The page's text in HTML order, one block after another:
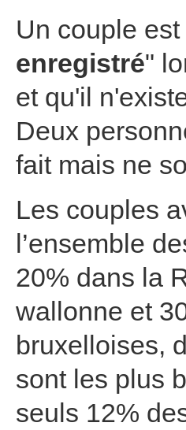
Un couple
enregistré"
et qu'il
Deux
fait mais ne
Les couples
l’ensemble
20% dans la
wallonne et
bruxelloises,
sont les plus
seuls 12%